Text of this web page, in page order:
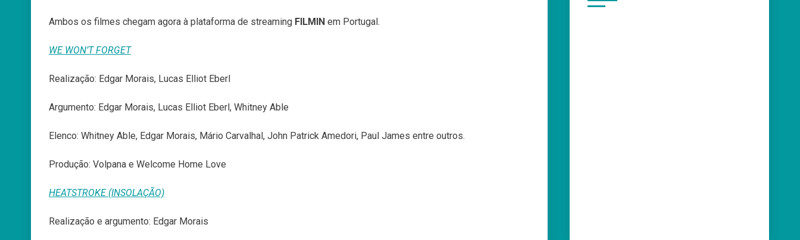
Ambos os filmes chegam agora à plataforma de streaming FILMIN em Portugal.
WE WON’T FORGET
Realização: Edgar Morais, Lucas Elliot Eberl
Argumento: Edgar Morais, Lucas Elliot Eberl, Whitney Able
Elenco: Whitney Able, Edgar Morais, Mário Carvalhal, John Patrick Amedori, Paul James entre outros.
Produção: Volpana e Welcome Home Love
HEATSTROKE (INSOLAÇÃO)
Realização e argumento: Edgar Morais